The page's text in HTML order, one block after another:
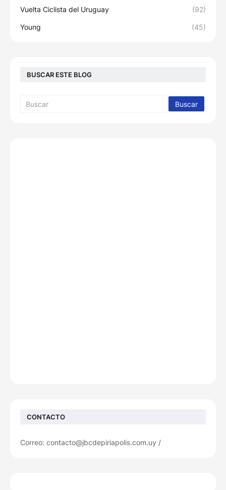
Vuelta Ciclista del Uruguay (92)
Young (45)
BUSCAR ESTE BLOG
CONTACTO
Correo: contacto@jbcdepiriapolis.com.uy /